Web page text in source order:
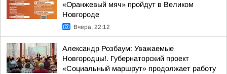
«Оранжевый мяч» пройдут в Великом
Новгороде
Вчера, 22:12
Александр Розбаум: Уважаемые
Новгородцы!. Губернаторский проект
«Социальный маршрут» продолжает работу